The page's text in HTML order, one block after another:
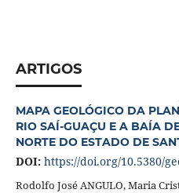
ARTIGOS
MAPA GEOLÓGICO DA
RIO SAÍ-GUAÇU E A BAÍA
NORTE DO ESTADO DE
DOI: https://doi.org/10.5380/
Rodolfo José ANGULO, Maria